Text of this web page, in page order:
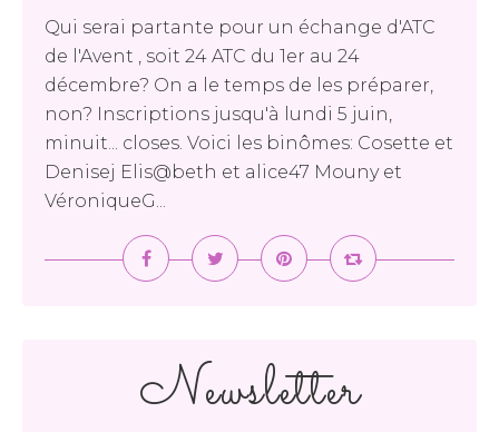
Qui serai partante pour un échange d'ATC
de l'Avent , soit 24 ATC du 1er au 24
décembre? On a le temps de les préparer,
non? Inscriptions jusqu'à lundi 5 juin,
minuit... closes. Voici les binômes: Cosette et
Denisej Elis@beth et alice47 Mouny et
VéroniqueG...
Newsletter